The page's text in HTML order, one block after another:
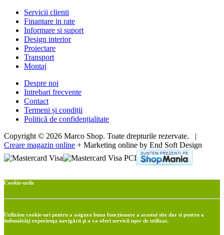
Servicii clienti
Finantare in rate
Informare si suport
Design interior
Proiectare
Transport
Montaj
Despre noi
Intrebari frecvente
Contact
Termeni și condiții
Politică de confidențialitate
Copyright © 2026 Marco Shop. Toate drepturile rezervate. |
Creare magazin online + Marketing online by End Soft Design
Cookie-urile
Utilizăm cookie-uri pentru a asigura buna funcționare a acestui site dar si pentru a
îmbunătăţi experienţa navigării şi a va oferi servicii uşor de utilizat.